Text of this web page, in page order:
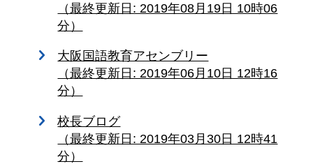
（最終更新日: 2019年08月19日 10時06
分）
大阪国語教育アセンブリー
（最終更新日: 2019年06月10日 12時16
分）
校長ブログ
（最終更新日: 2019年03月30日 12時41
分）